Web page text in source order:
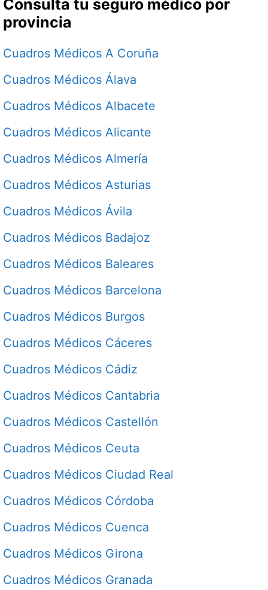
Consulta tu seguro médico por
provincia
Cuadros Médicos A Coruña
Cuadros Médicos Álava
Cuadros Médicos Albacete
Cuadros Médicos Alicante
Cuadros Médicos Almería
Cuadros Médicos Asturias
Cuadros Médicos Ávila
Cuadros Médicos Badajoz
Cuadros Médicos Baleares
Cuadros Médicos Barcelona
Cuadros Médicos Burgos
Cuadros Médicos Cáceres
Cuadros Médicos Cádiz
Cuadros Médicos Cantabria
Cuadros Médicos Castellón
Cuadros Médicos Ceuta
Cuadros Médicos Ciudad Real
Cuadros Médicos Córdoba
Cuadros Médicos Cuenca
Cuadros Médicos Girona
Cuadros Médicos Granada